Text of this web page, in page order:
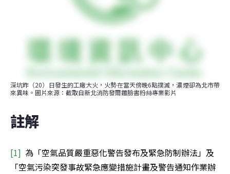
深坑昨（20）日發生的工廠大火，火勢在當天傍晚6點撲滅，濃煙卻為北市帶
來異味。圖片來源：截取自新北消防發爾麵臉書粉絲專業影片
註解
[1] 為「空氣品質嚴重惡化警告發布及緊急防制辦法」及
「空氣污染突發事故緊急應變措施計畫及警告通知作業辦